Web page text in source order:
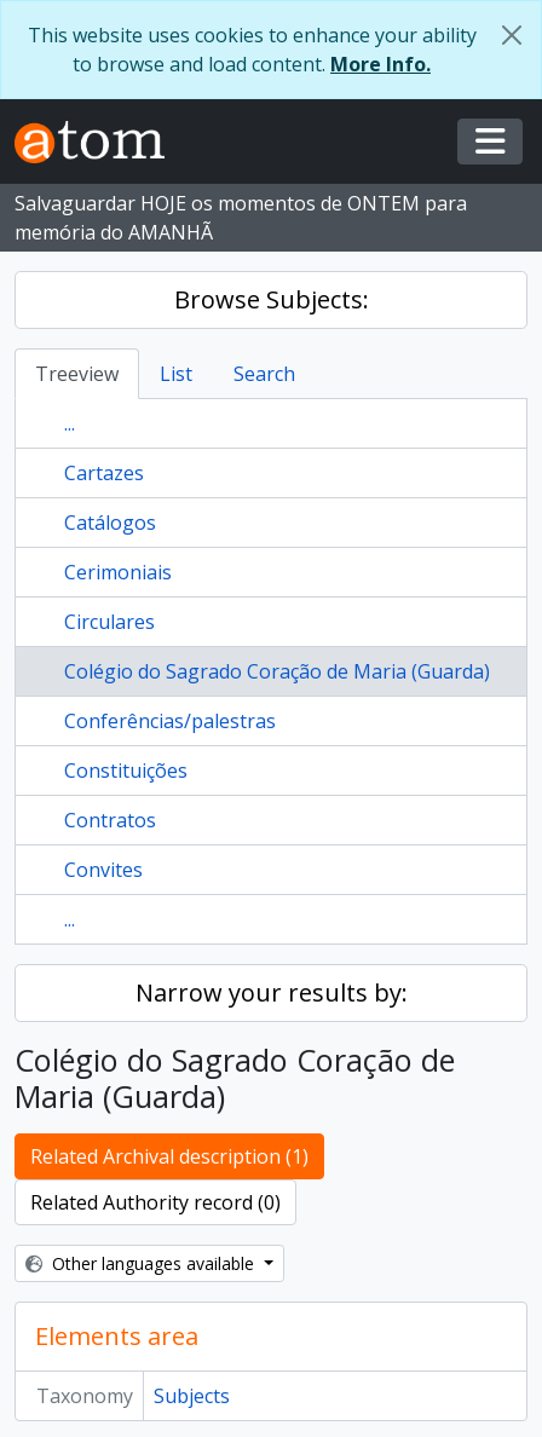
This website uses cookies to enhance your ability
to browse and load content. More Info.
Salvaguardar HOJE os momentos de ONTEM para
memória do AMANHÃ
Browse Subjects:
Treeview List
Search
...
Cartazes
Catálogos
Cerimoniais
Circulares
Colégio do Sagrado Coração de Maria (Guarda)
Conferências/palestras
Constituições
Contratos
Convites
...
Narrow your results by:
Colégio do Sagrado Coração de
Maria (Guarda)
Related Archival description (1)
Related Authority record (0)
Other languages available
Elements area
Taxonomy Subjects